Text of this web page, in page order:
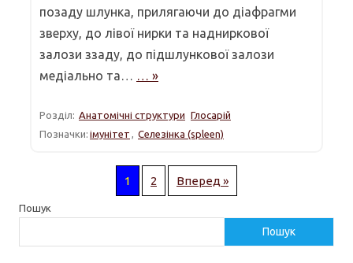
позаду шлунка, прилягаючи до діафрагми
зверху, до лівої нирки та надниркової
залози ззаду, до підшлункової залози
медіально та… … »
Розділ: Анатомічні структури Глосарій
Позначки: імунітет , Селезінка (spleen)
1 2 Вперед »
Пошук
Пошук